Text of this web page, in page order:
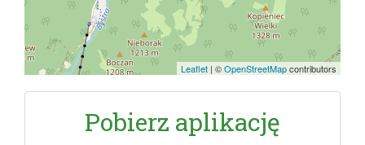
Leaflet | ©OpenStreetMapcontributors
Pobierz aplikację